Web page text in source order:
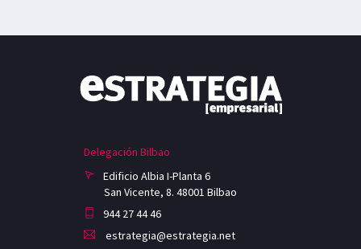
Delegación Bilbao
Edificio Albia I-Planta 6
San Vicente, 8. 48001 Bilbao
944 27 44 46
estrategia@estrategia.net